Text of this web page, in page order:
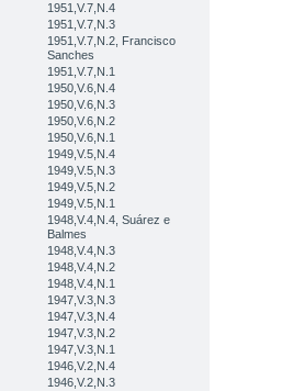
1951,V.7,N.4
1951,V.7,N.3
1951,V.7,N.2, Francisco
Sanches
1951,V.7,N.1
1950,V.6,N.4
1950,V.6,N.3
1950,V.6,N.2
1950,V.6,N.1
1949,V.5,N.4
1949,V.5,N.3
1949,V.5,N.2
1949,V.5,N.1
1948,V.4,N.4, Suárez e
Balmes
1948,V.4,N.3
1948,V.4,N.2
1948,V.4,N.1
1947,V.3,N.3
1947,V.3,N.4
1947,V.3,N.2
1947,V.3,N.1
1946,V.2,N.4
1946,V.2,N.3